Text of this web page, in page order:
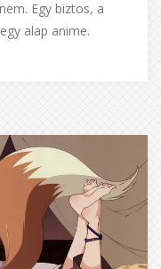
Egy biztos, a
alap anime.